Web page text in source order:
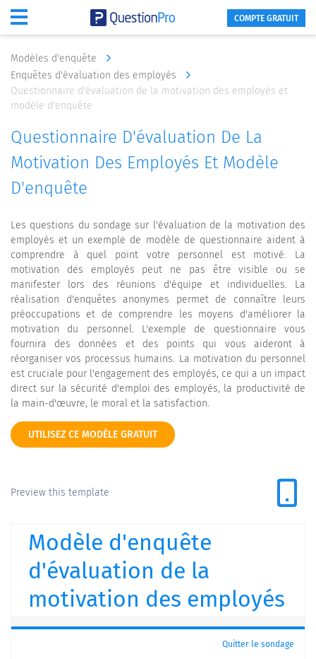
COMPTE GRATUIT
Modèles d'enquête
Enquêtes d'évaluation des employés
Questionnaire d'évaluation de la motivation des employés et
modèle d'enquête
Questionnaire D'évaluation De La
Motivation Des Employés Et Modèle
D'enquête
Les questions du sondage sur l'évaluation de la motivation des
employés et un exemple de modèle de questionnaire aident à
comprendre à quel point votre personnel est motivé. La
motivation des employés peut ne pas être visible ou se
manifester lors des réunions d'équipe et individuelles. La
réalisation d'enquêtes anonymes permet de connaître leurs
préoccupations et de comprendre les moyens d'améliorer la
motivation du personnel. L'exemple de questionnaire vous
fournira des données et des points qui vous aideront à
réorganiser vos processus humains. La motivation du personnel
est cruciale pour l'engagement des employés, ce qui a un impact
direct sur la sécurité d'emploi des employés, la productivité de
la main-d'œuvre, le moral et la satisfaction.
UTILISEZ CE MODÈLE GRATUIT
Preview this template